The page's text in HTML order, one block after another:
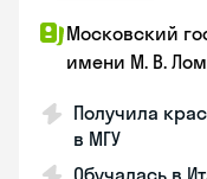
Московский
имени М. В.
Получила
в МГУ
Обучалась в